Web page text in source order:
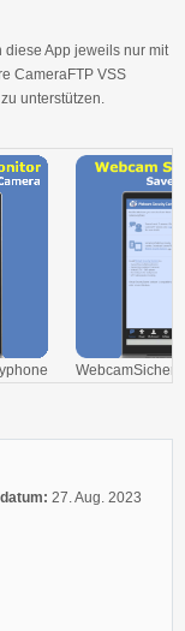
App jeweils nur mit
CameraFTP VSS
unterstützen.
27. Aug. 2023